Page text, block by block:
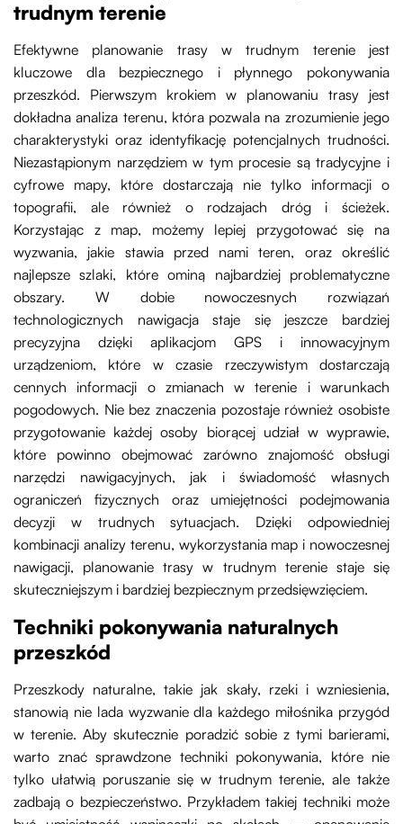
trudnym terenie
Efektywne planowanie trasy w trudnym terenie jest
kluczowe dla bezpiecznego i płynnego pokonywania
przeszkód. Pierwszym krokiem w planowaniu trasy jest
dokładna analiza terenu, która pozwala na zrozumienie jego
charakterystyki oraz identyfikację potencjalnych trudności.
Niezastąpionym narzędziem w tym procesie są tradycyjne i
cyfrowe mapy, które dostarczają nie tylko informacji o
topografii, ale również o rodzajach dróg i ścieżek.
Korzystając z map, możemy lepiej przygotować się na
wyzwania, jakie stawia przed nami teren, oraz określić
najlepsze szlaki, które ominą najbardziej problematyczne
obszary. W dobie nowoczesnych rozwiązań
technologicznych nawigacja staje się jeszcze bardziej
precyzyjna dzięki aplikacjom GPS i innowacyjnym
urządzeniom, które w czasie rzeczywistym dostarczają
cennych informacji o zmianach w terenie i warunkach
pogodowych. Nie bez znaczenia pozostaje również osobiste
przygotowanie każdej osoby biorącej udział w wyprawie,
które powinno obejmować zarówno znajomość obsługi
narzędzi nawigacyjnych, jak i świadomość własnych
ograniczeń fizycznych oraz umiejętności podejmowania
decyzji w trudnych sytuacjach. Dzięki odpowiedniej
kombinacji analizy terenu, wykorzystania map i nowoczesnej
nawigacji, planowanie trasy w trudnym terenie staje się
skuteczniejszym i bardziej bezpiecznym przedsięwzięciem.
Techniki pokonywania naturalnych
przeszkód
Przeszkody naturalne, takie jak skały, rzeki i wzniesienia,
stanowią nie lada wyzwanie dla każdego miłośnika przygód
w terenie. Aby skutecznie poradzić sobie z tymi barierami,
warto znać sprawdzone techniki pokonywania, które nie
tylko ułatwią poruszanie się w trudnym terenie, ale także
zadbają o bezpieczeństwo. Przykładem takiej techniki może